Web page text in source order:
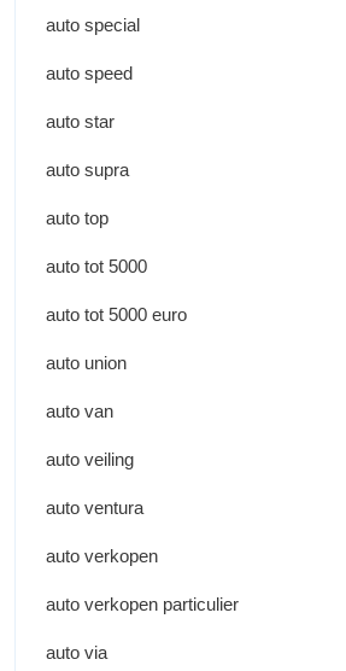
auto special
auto speed
auto star
auto supra
auto top
auto tot 5000
auto tot 5000 euro
auto union
auto van
auto veiling
auto ventura
auto verkopen
auto verkopen particulier
auto via